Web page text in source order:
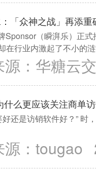
「众神之战」再添重
Sponsor（瞬湃乐）正
在行业内激起了不小的
： 华糖云
么更应该关注商单
还是访销软件好？”
： tougao